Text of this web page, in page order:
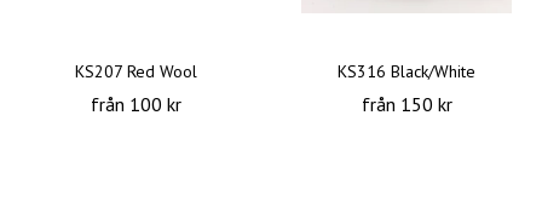
KS207 Red Wool
från 100 kr
KS316 Black/White
från 150 kr